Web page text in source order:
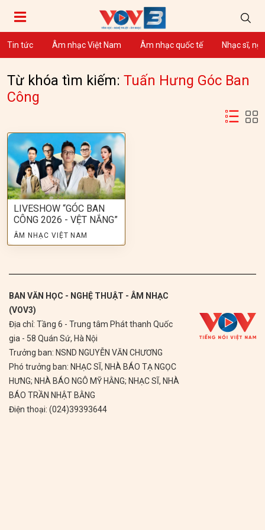
Tin tức Âm nhạc Việt Nam Âm nhạc quốc tế Nhạc sĩ,
Từ khóa tìm kiếm: Tuấn Hưng Góc Ban
Công
LIVESHOW “GÓC BAN
CÔNG 2026 - VỆT NẮNG”
ÂM NHẠC VIỆT NAM
BAN VĂN HỌC - NGHỆ THUẬT - ÂM NHẠC
(VOV3)
Địa chỉ: Tầng 6 - Trung tâm Phát thanh Quốc
gia - 58 Quán Sứ, Hà Nội
Trưởng ban: NSND NGUYỄN VĂN CHƯƠNG
Phó trưởng ban: NHẠC SĨ, NHÀ BÁO TẠ NGỌC
HƯNG; NHÀ BÁO NGÔ MỸ HẰNG; NHẠC SĨ, NHÀ
BÁO TRẦN NHẬT BẰNG
Điện thoại: (024)39393644